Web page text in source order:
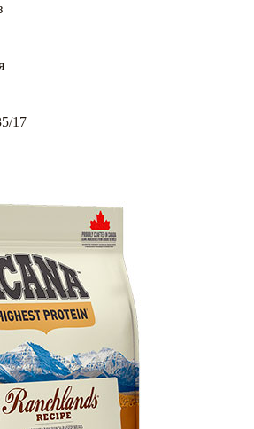
17